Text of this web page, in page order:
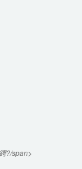
?/span>